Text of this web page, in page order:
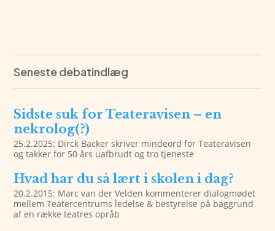
Seneste debatindlæg
Sidste suk for Teateravisen – en
nekrolog(?)
25.2.2025: Dirck Backer skriver mindeord for Teateravisen
og takker for 50 års uafbrudt og tro tjeneste
Hvad har du så lært i skolen i dag?
20.2.2015: Marc van der Velden kommenterer dialogmødet
mellem Teatercentrums ledelse & bestyrelse på baggrund
af en række teatres opråb